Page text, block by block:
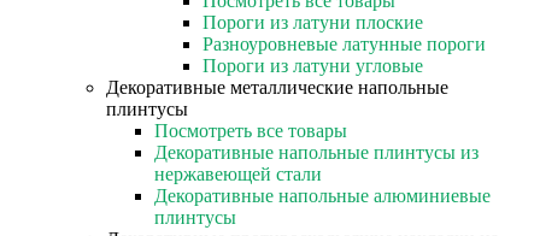
Пороги из латуни плоские
Разноуровневые латунные пороги
Пороги из латуни угловые
Декоративные металлические напольные
плинтусы
Посмотреть все товары
Декоративные напольные плинтусы из
нержавеющей стали
Декоративные напольные алюминиевые
плинтусы